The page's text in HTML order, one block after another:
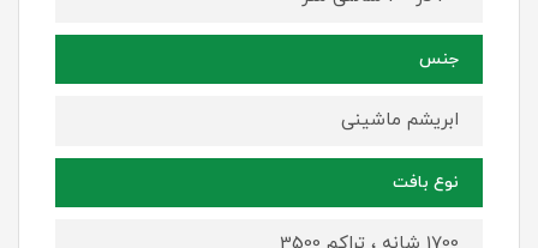
جنس
ابریشم ماشینی
نوع بافت